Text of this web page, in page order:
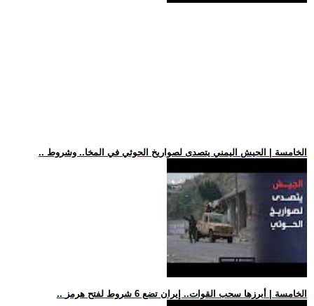
.. الخامسة | الجيش اليمني يتصدى لصواريخ الحوثي في المخا.. وشروط
.. الخامسة | أبرزها سحب القوات.. إيران تضع 6 شروط لفتح هرمز